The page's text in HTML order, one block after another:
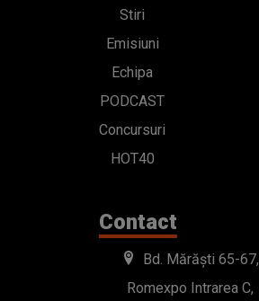
Stiri
Emisiuni
Echipa
PODCAST
Concursuri
HOT40
Contact
Bd. Mărăști 65-67,
Romexpo Intrarea C,